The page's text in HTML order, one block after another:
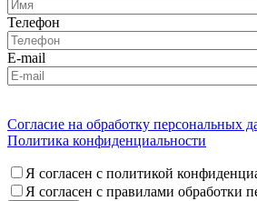
Телефон
E-mail
Согласие на обработку персональных
Политика конфиденциальности
Я согласен с политикой
Я согласен с правилами обработки